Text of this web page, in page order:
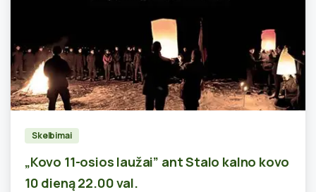
3
Skelbimai
„Kovo 11-osios laužai” ant Stalo kalno kovo
10 dieną 22.00 val.